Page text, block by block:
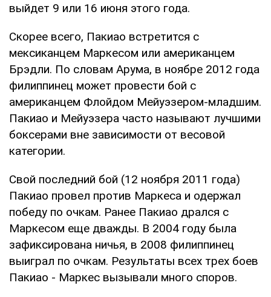
выйдет 9 или 16 июня этого года.
Скорее всего, Пакиао встретится с
мексиканцем Маркесом или американцем
Брэдли. По словам Арума, в ноябре 2012 года
филиппинец может провести бой с
американцем Флойдом Мейуэзером-младшим.
Пакиао и Мейуэзера часто называют лучшими
боксерами вне зависимости от весовой
категории.
Свой последний бой (12 ноября 2011 года)
Пакиао провел против Маркеса и одержал
победу по очкам. Ранее Пакиао дрался с
Маркесом еще дважды. В 2004 году была
зафиксирована ничья, в 2008 филиппинец
выиграл по очкам. Результаты всех трех боев
Пакиао - Маркес вызывали много споров.